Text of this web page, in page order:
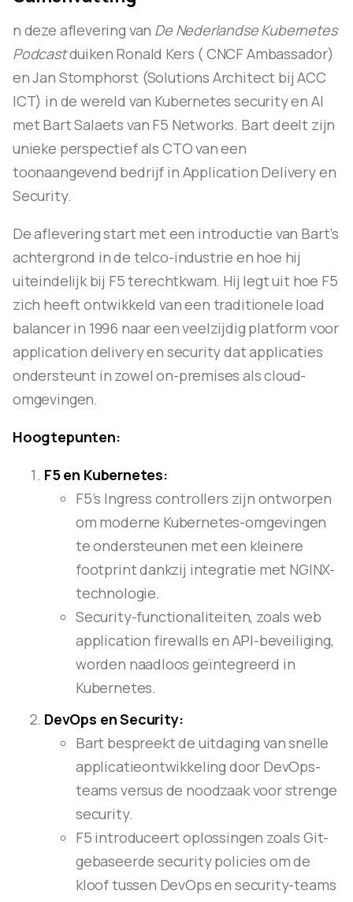
n deze aflevering van De Nederlandse Kubernetes
Podcastduiken Ronald Kers ( CNCF Ambassador)
en Jan Stomphorst (Solutions Architect bij ACC
ICT) in de wereld van Kubernetes security en AI
met Bart Salaets van F5 Networks. Bart deelt zijn
unieke perspectief als CTO van een
toonaangevend bedrijf in Application Delivery en
Security.
De aflevering start met een introductie van Bart’s
achtergrond in de telco-industrie en hoe hij
uiteindelijk bij F5 terechtkwam. Hij legt uit hoe F5
zich heeft ontwikkeld van een traditionele load
balancer in 1996 naar een veelzijdig platform voor
application delivery en security dat applicaties
ondersteunt in zowel on-premises als cloud-
omgevingen.
Hoogtepunten:
F5 en Kubernetes:
F5’s Ingress controllers zijn ontworpen
om moderne Kubernetes-omgevingen
te ondersteunen met een kleinere
footprint dankzij integratie met NGINX-
technologie.
Security-functionaliteiten, zoals web
application firewalls en API-beveiliging,
worden naadloos geïntegreerd in
Kubernetes.
DevOps en Security:
Bart bespreekt de uitdaging van snelle
applicatieontwikkeling door DevOps-
teams versus de noodzaak voor strenge
security.
F5 introduceert oplossingen zoals Git-
gebaseerde security policies om de
kloof tussen DevOps en security-teams